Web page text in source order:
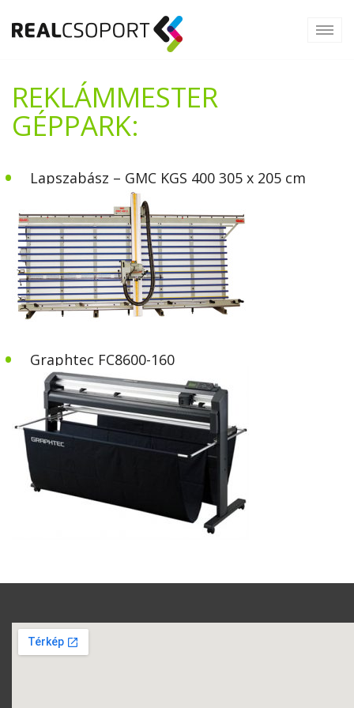
REKLÁMMESTER
GÉPPARK:
•
Lapszabász – GMC KGS 400 305 x 205 cm
• Graphtec FC8600-160